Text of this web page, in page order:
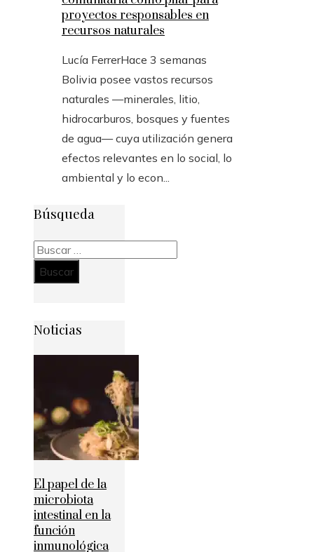
proyectos responsables en
recursos naturales
Lucía FerrerHace 3 semanas
Bolivia posee vastos recursos
naturales —minerales, litio,
hidrocarburos, bosques y fuentes
de agua— cuya utilización genera
efectos relevantes en lo social, lo
ambiental y lo econ...
Búsqueda
Buscar:
Noticias
El papel de la
microbiota
intestinal en la
función
inmunológica